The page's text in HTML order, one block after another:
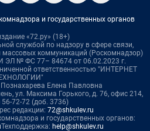
и государственных органов
«72.ру» (18+)
службой по надзору в сфере связи,
коммуникаций (Роскомнадзор)
ЭЛ № ФС 77– 84674 от 06.02.2023 г.
ответственностью "ИНТЕРНЕТ
Елена Павловна
ул. Максима Горького, д. 76, офис 214,
72-72 (доб. 3736)
редакции: 72@shkulev.ru
и государственных органов:
Техподдержка: help@shkulev.ru